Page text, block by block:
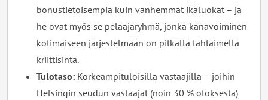
bonustietoisempia kuin vanhemmat ikäluokat – ja
he ovat myös se pelaajaryhmä, jonka kanavoiminen
kotimaiseen järjestelmään on pitkällä tähtäimellä
kriittisintä.
Tulotaso: Korkeampituloisilla vastaajilla – joihin
Helsingin seudun vastaajat (noin 30 % otoksesta)